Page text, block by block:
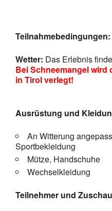
Teilnahmebedingungen:
Wetter: Das Erlebnis
Bei Schneemangel wird
in Tirol verlegt!
Ausrüstung und
An Witterung
Sportbekleidung
Mütze, Handschuhe
Wechselkleidung
Teilnehmer und